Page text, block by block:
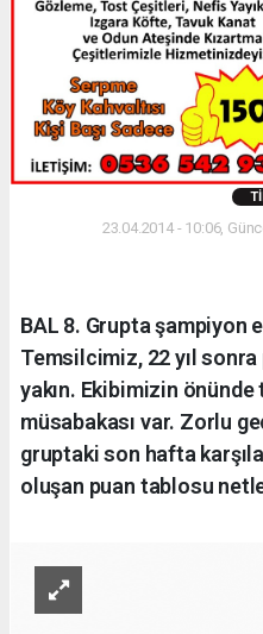
23.04.2014 - 10:06,
BAL 8. Grupta
Temsilcimiz, 22 yıl
yakın. Ekibimizin
müsabakası var. Zorlu
gruptaki son hafta
oluşan puan tablosu